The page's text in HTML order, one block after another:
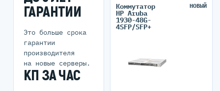
ГАРАНТИИ
Это больше срока
гарантии
производителя
на новые серверы.
КП ЗА ЧАС
Коммутатор
HP Aruba
1930-48G-
4SFP/SFP+
НОВЫЙ